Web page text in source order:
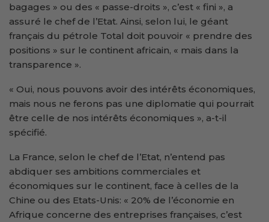
bagages » ou des « passe-droits », c’est « fini », a
assuré le chef de l’Etat. Ainsi, selon lui, le géant
français du pétrole Total doit pouvoir « prendre des
positions » sur le continent africain, « mais dans la
transparence ».
« Oui, nous pouvons avoir des intérêts économiques,
mais nous ne ferons pas une diplomatie qui pourrait
être celle de nos intérêts économiques », a-t-il
spécifié.
La France, selon le chef de l’Etat, n’entend pas
abdiquer ses ambitions commerciales et
économiques sur le continent, face à celles de la
Chine ou des Etats-Unis: « 20% de l’économie en
Afrique concerne des entreprises françaises, c’est